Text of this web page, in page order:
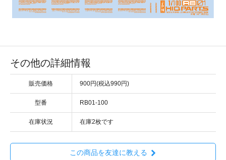
その他の詳細情報
販売価格 900円(税込990円)
型番 RB01-100
在庫状況 在庫2枚です
この商品を友達に教える